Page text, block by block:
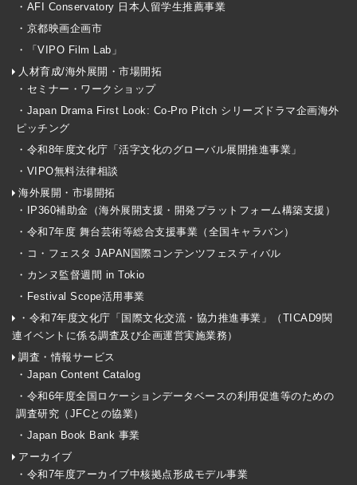
・AFI Conservatory 日本人留学生推薦事業
・京都映画企画市
・「VIPO Film Lab」
人材育成/海外展開・市場開拓
・セミナー・ワークショップ
・Japan Drama First Look: Co-Pro Pitch シリーズドラマ企画海外
ピッチング
・令和8年度文化庁「活字文化のグローバル展開推進事業」
・VIPO無料法律相談
海外展開・市場開拓
・IP360補助金（海外展開支援・開発プラットフォーム構築支援）
・令和7年度 舞台芸術等総合支援事業（全国キャラバン）
・コ・フェスタ JAPAN国際コンテンツフェスティバル
・カンヌ監督週間 in Tokio
・Festival Scope活用事業
・令和7年度文化庁「国際文化交流・協力推進事業」（TICAD9関
連イベントに係る調査及び企画運営実施業務）
調査・情報サービス
・Japan Content Catalog
・令和6年度全国ロケーションデータベースの利用促進等のための
調査研究（JFCとの協業）
・Japan Book Bank 事業
アーカイブ
・令和7年度アーカイブ中核拠点形成モデル事業